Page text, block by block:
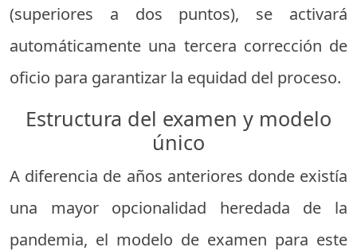
(superiores a dos puntos), se activará
automáticamente una tercera corrección de
oficio para garantizar la equidad del proceso.
Estructura del examen y modelo
único
A diferencia de años anteriores donde existía
una mayor opcionalidad heredada de la
pandemia, el modelo de examen para este